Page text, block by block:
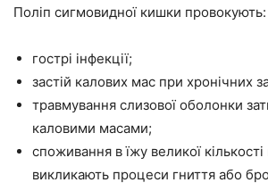
Поліп сигмовидної кишки провокують:
гострі інфекції;
застій калових мас при хронічних
травмування слизової оболонки
каловими масами;
споживання в їжу великої
викликають процеси гниття або